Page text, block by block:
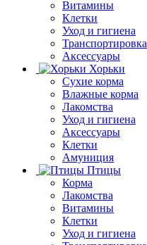
Витамины
Клетки
Уход и гигиена
Транспортировка
Аксессуары
Хорьки
Сухие корма
Влажные корма
Лакомства
Уход и гигиена
Аксессуары
Клетки
Амуниция
Птицы
Корма
Лакомства
Витамины
Клетки
Уход и гигиена